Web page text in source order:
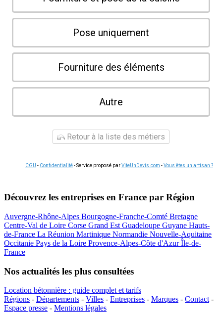
Pose uniquement
Fourniture des éléments
Autre
Retour à la liste des métiers
CGU - Confidentialité- Service proposé parViteUnDevis.com -Vous êtes un artisan ?
Découvrez les entreprises en France par Région
Auvergne-Rhône-Alpes Bourgogne-Franche-Comté Bretagne
Centre-Val de Loire Corse Grand Est Guadeloupe Guyane Hauts-
de-France La Réunion Martinique Normandie Nouvelle-Aquitaine
Occitanie Pays de la Loire Provence-Alpes-Côte d'AzurÎle-de-
France
Nos actualités les plus consultées
Location bétonnière : guide complet et tarifs
Régions - Départements - Villes - Entreprises - Marques - Contact -
Espace presse - Mentions légales